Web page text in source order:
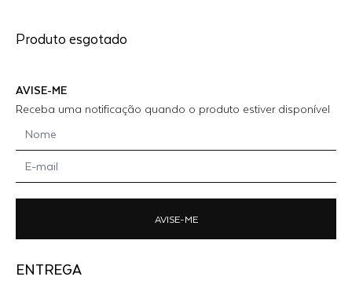
feito para marcar presença
Produto esgotado
AVISE-ME
Receba uma notificação quando o produto estiver disponível
AVISE-ME
ENTREGA